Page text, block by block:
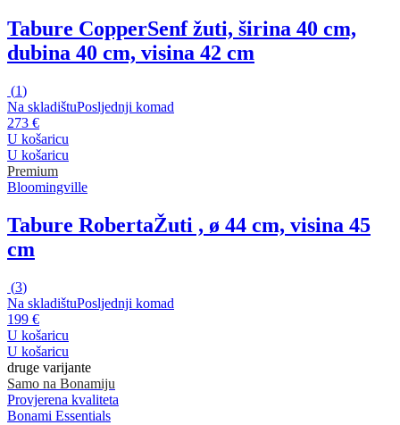
Tabure CopperSenf žuti, širina 40 cm,
dubina 40 cm, visina 42 cm
(1)
Na skladištuPosljednji komad
273 €
U košaricu
U košaricu
Premium
Bloomingville
Tabure RobertaŽuti , ø 44 cm, visina 45
cm
(3)
Na skladištuPosljednji komad
199 €
U košaricu
U košaricu
druge varijante
Samo na Bonamiju
Provjerena kvaliteta
Bonami Essentials